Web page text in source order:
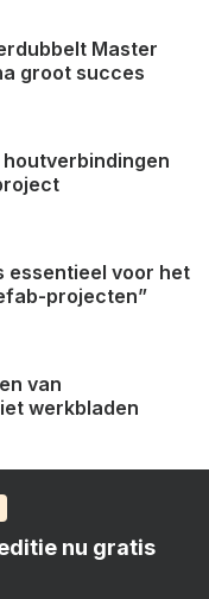
Master
groot succes
essentieel voor het
projecten”
van
werkbladen
nu gratis